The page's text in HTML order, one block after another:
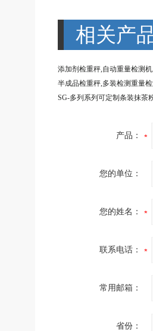
相关产
添加剂检重秤,自动重量检测
产品：
您的单位：
您的姓名：
联系电话：
常用邮箱：
省份：